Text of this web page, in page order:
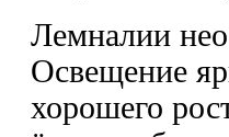
Лемналии
Освещение
хорошего